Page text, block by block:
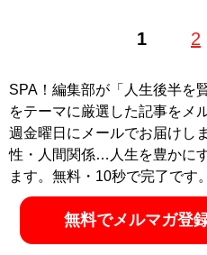
1 2
SPA！編集部が「人生後半を
をテーマに厳選した記事をメ
週金曜日にメールでお届けし
性・人間関係…人生を豊かに
ます。無料・10秒で完了です。
無料でメルマガ登